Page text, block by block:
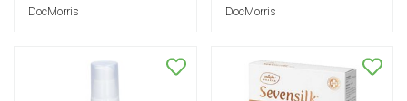
DocMorris DocMorris